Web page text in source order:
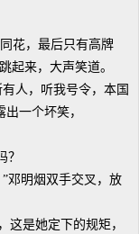
花，最后只有高牌
起来，大声笑道。
人，听我号令，本国
一个坏笑，
明烟双手交叉，放
是她定下的规矩，